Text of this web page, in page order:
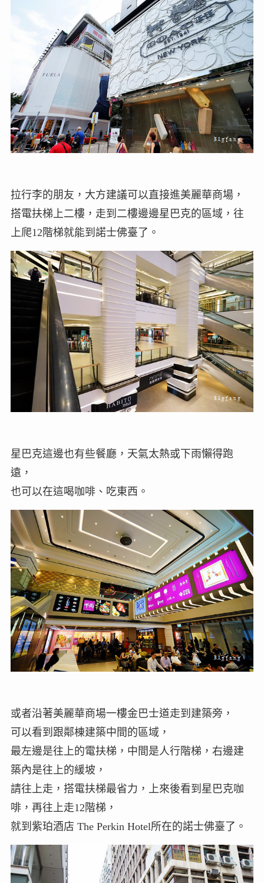
拉行李的朋友，大方建議可以直接進美麗華商場，
搭電扶梯上二樓，走到二樓邊邊星巴克的區域，往
上爬12階梯就能到諾士佛臺了。
星巴克這邊也有些餐廳，天氣太熱或下雨懶得跑
遠，
也可以在這喝咖啡、吃東西。
或者沿著美麗華商場一樓金巴士道走到建築旁，
可以看到跟鄰棟建築中間的區域，
最左邊是往上的電扶梯，中間是人行階梯，右邊建
築內是往上的緩坡，
請往上走，搭電扶梯最省力，上來後看到星巴克咖
啡，再往上走12階梯，
就到紫珀酒店 The Perkin Hotel所在的諾士佛臺了。